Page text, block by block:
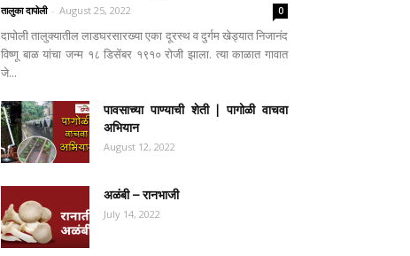
तालुका दापोली - August 25, 2022 0
दापोली तालुक्यातील लाडघरसारख्या एका दूरस्थ व दुर्गम खेड्यात निजानंद
विष्णू बाळ यांचा जन्म १८ डिसेंबर १९१० रोजी झाला. त्या काळात गावात
जे...
पावसाच्या पाण्याची शेती | पागोळी वाचवा
अभियान
August 12, 2022
अळंबी – रानभाजी
July 14, 2022